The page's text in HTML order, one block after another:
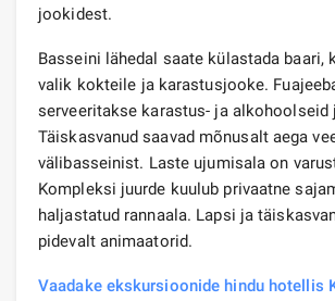
jookidest.
Basseini lähedal saate külastada baari,
valik kokteile ja karastusjooke.
serveeritakse karastus- ja alkohoolseid
Täiskasvanud saavad mõnusalt aega
välibasseinist. Laste ujumisala on
Kompleksi juurde kuulub privaatne
haljastatud rannaala. Lapsi ja
pidevalt animaatorid.
Vaadake ekskursioonide hindu hotellis